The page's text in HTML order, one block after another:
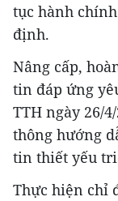
tục hành
định.
Nâng cấp,
tin đáp ứng
TTH ngày 26/
thông hướng
tin thiết yếu
Thực hiện chỉ